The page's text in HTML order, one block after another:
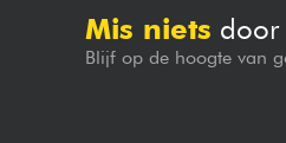
Mis niets door
Blijf op de hoogte van